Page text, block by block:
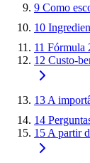
9 Como
10
11 Fórmula
12 Custo-
13 A
14
15 A partir